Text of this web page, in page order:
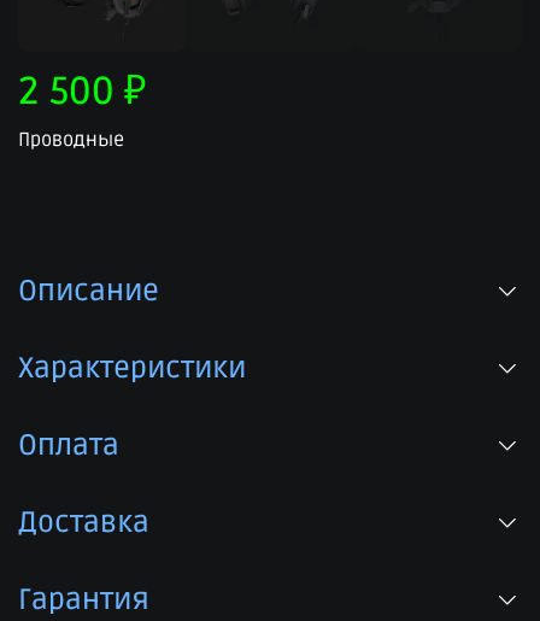
2 500 ₽
Проводные
Описание
Характеристики
Оплата
Доставка
Гарантия